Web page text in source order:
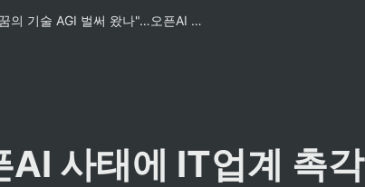
"꿈의 기술 AGI 벌써 왔나"…오픈AI 사태에 IT업계 촉각
사태에 IT업계 촉각